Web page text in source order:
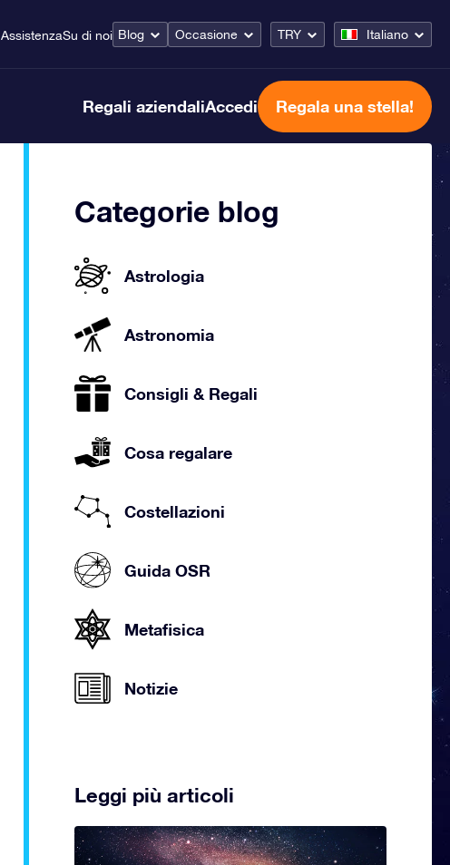
AssistenzaSu di noi Blog Occasione TRY Italiano
Regali aziendaliAccedi Regala una stella!
Categorie blog
Astrologia
Astronomia
Consigli & Regali
Cosa regalare
Costellazioni
Guida OSR
Metafisica
Notizie
Leggi più articoli